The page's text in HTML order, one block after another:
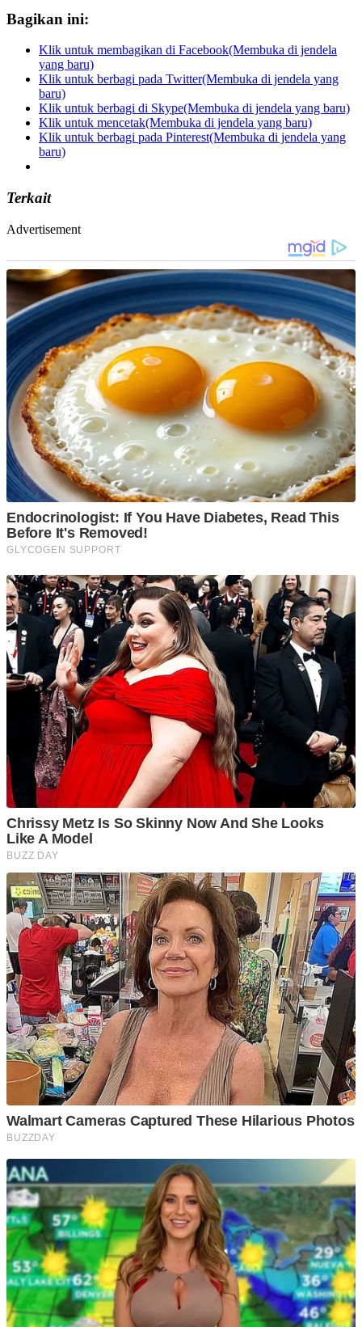
Bagikan ini:
Klik untuk membagikan di Facebook(Membuka di jendela
yang baru)
Klik untuk berbagi pada Twitter(Membuka di jendela yang
baru)
Klik untuk berbagi di Skype(Membuka di jendela yang baru)
Klik untuk mencetak(Membuka di jendela yang baru)
Klik untuk berbagi pada Pinterest(Membuka di jendela yang
baru)
Terkait
Advertisement